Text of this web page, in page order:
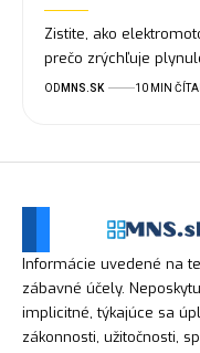
Zistite, ako
prečo zrýchľuje
OD MNS.SK 10 MIN
Informácie uvedené na
zábavné účely.
implicitné, týkajúce sa
zákonnosti, užitočnosti,